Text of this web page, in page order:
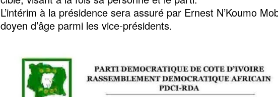
L’intérim à la présidence sera assuré par Ernest N’Koumo
doyen d’âge parmi les vice-présidents.